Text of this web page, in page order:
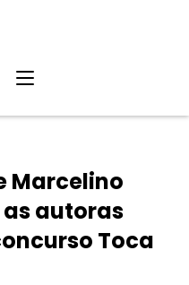
Marcelino
autoras
Toca